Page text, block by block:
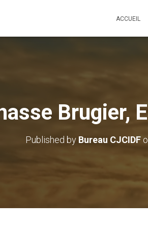
ACCUEIL
Brugier,
Published by Bureau CJCIDF